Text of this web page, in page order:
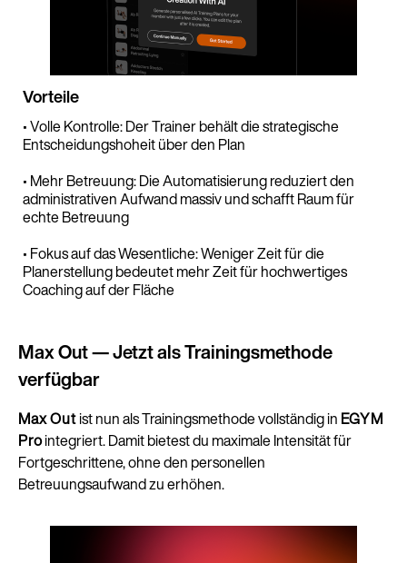
Vorteile
• Volle Kontrolle: Der Trainer behält die strategische
Entscheidungshoheit über den Plan
• Mehr Betreuung: Die Automatisierung reduziert den
administrativen Aufwand massiv und schafft Raum für
echte Betreuung
• Fokus auf das Wesentliche: Weniger Zeit für die
Planerstellung bedeutet mehr Zeit für hochwertiges
Coaching auf der Fläche
Max Out — Jetzt als Trainingsmethode
verfügbar
Max Outist nun als Trainingsmethode vollständig in EGYM
Prointegriert. Damit bietest du maximale Intensität für
Fortgeschrittene, ohne den personellen
Betreuungsaufwand zu erhöhen.